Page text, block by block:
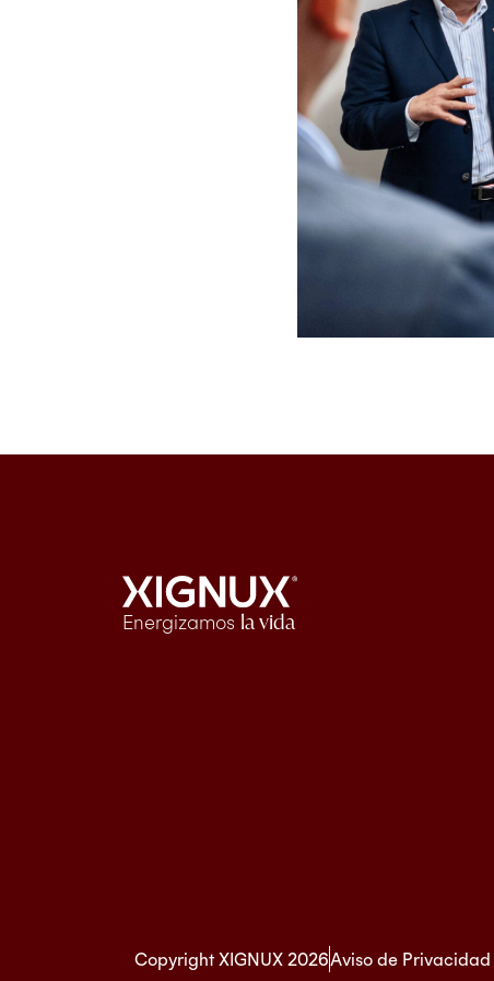
Energizamos la vida
Copyright XIGNUX 2026Aviso de Privacidad